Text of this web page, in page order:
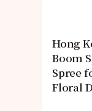
Hong
Boom
Spree
Floral